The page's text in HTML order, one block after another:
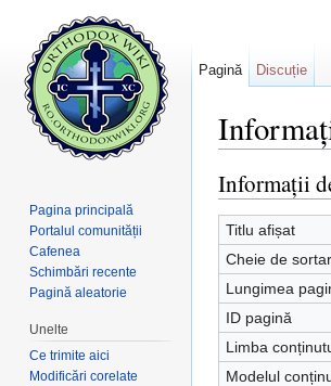
Informații
Titlu afișat
Cheie de
Lungimea
ID pagină
Limba
Modelul
Pagină Discuție
Pagina principală
Portalul comunității
Cafenea
Schimbări recente
Pagină aleatorie
Unelte
Ce trimite aici
Modificări corelate